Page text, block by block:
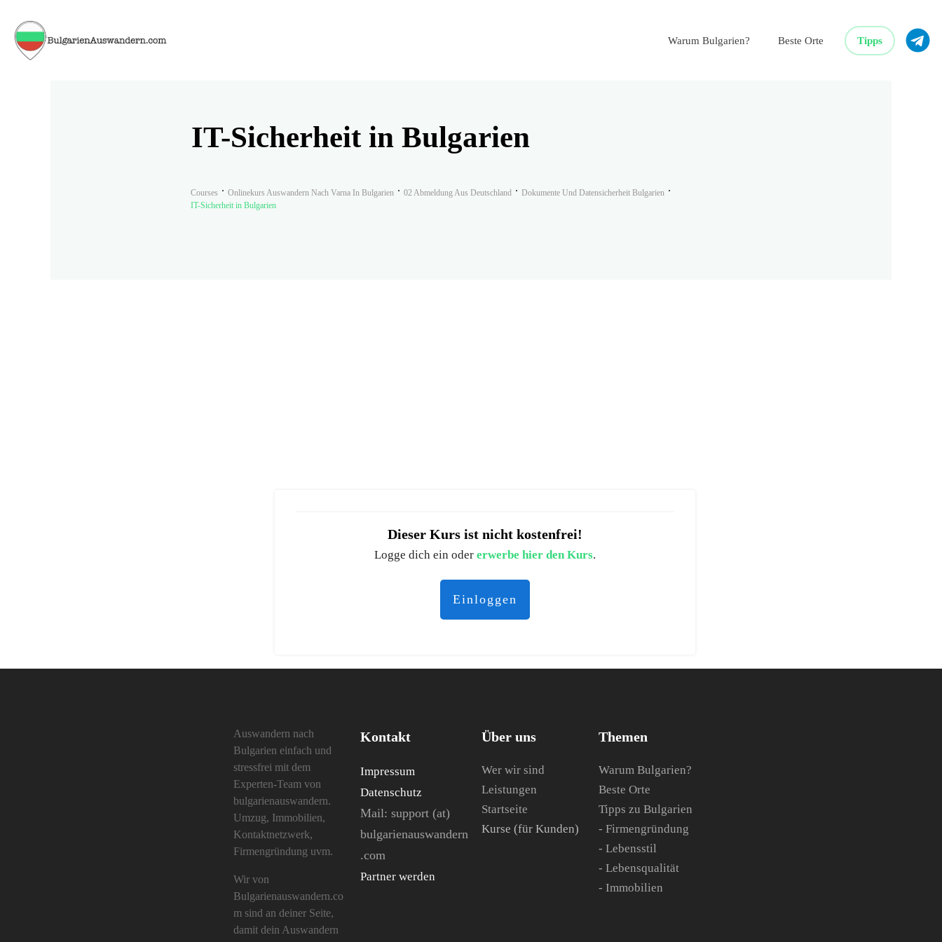
Warum Bulgarien? Beste Orte Tipps
IT-Sicherheit in Bulgarien
Courses Onlinekurs Auswandern Nach Varna In Bulgarien 02 Abmeldung Aus Deutschland
Dokumente Und Datensicherheit Bulgarien
IT-Sicherheit in Bulgarien
Dieser Kurs ist nicht kostenfrei!
Logge dich ein oder erwerbe hier den Kurs.
Einloggen
Auswandern nach
Bulgarien einfach und
stressfrei mit dem
Experten-Team von
bulgarienauswandern.
Umzug, Immobilien,
Kontaktnetzwerk,
Firmengründung uvm.
Wir von
Bulgarienauswandern.co
m sind an deiner Seite,
damit dein Auswandern
Kontakt
Impressum
Datenschutz
Mail: support (at)
bulgarienauswandern
.com
Partner werden
Über uns
Wer wir sind
Leistungen
Startseite
Kurse (für Kunden)
Themen
Warum Bulgarien?
Beste Orte
Tipps zu Bulgarien
- Firmengründung
- Lebensstil
- Lebensqualität
- Immobilien